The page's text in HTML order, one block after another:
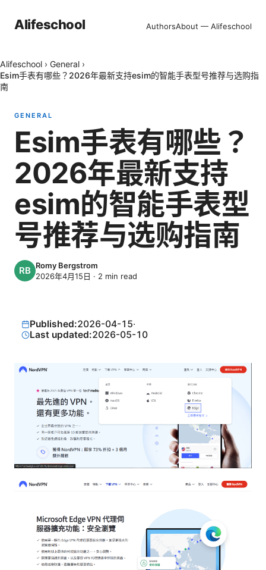
Alifeschool AuthorsAbout — Alifeschool
Alifeschool › General ›
Esim手表有哪些？2026年最新支持esim的智能手表型号推荐与选购指
南
GENERAL
Esim手表有哪些？
2026年最新支持
esim的智能手表型
号推荐与选购指南
Romy Bergstrom
2026年4月15日 · 2 min read
Published:2026-04-15·
Last updated:2026-05-10